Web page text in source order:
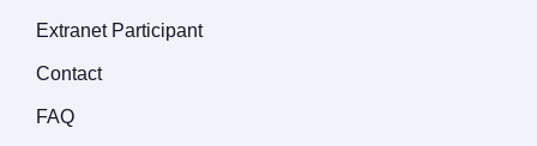
Extranet Participant
Contact
FAQ